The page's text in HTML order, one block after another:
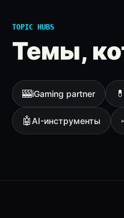
TOPIC HUBS
Темы,
🎰iGaming partner 💊
🤖AI-инструменты